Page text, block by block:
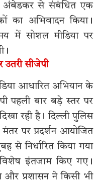
अंबेडकर से संबंधित एक
का अभिवादन किया।
में सोशल मीडिया पर
सीजेपी
आधारित अभियान के
पहली बार बड़े स्तर पर
रही है। दिल्ली पुलिस
पर प्रदर्शन आयोजित
से निर्धारित किया गया
इंतजाम किए गए।
और प्रशासन ने किसी भी